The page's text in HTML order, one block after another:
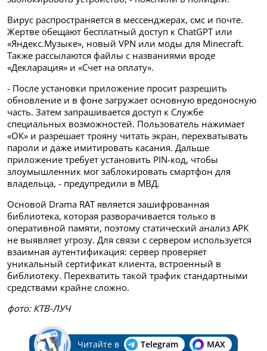
Вирус распространяется в мессенджерах, смс и почте.
Жертве обещают бесплатный доступ к ChatGPT или
«Яндекс.Музыке», новый VPN или моды для Minecraft.
Также рассылаются файлы с названиями вроде
«Декларация» и «Счет на оплату».
- После установки приложение просит разрешить
обновление и в фоне загружает основную вредоносную
часть. Затем запрашивается доступ к Службе
специальных возможностей. Пользователь нажимает
«ОК» и разрешает трояну читать экран, перехватывать
пароли и даже имитировать касания. Дальше
приложение требует установить PIN-код, чтобы
злоумышленник мог заблокировать смартфон для
владельца, - предупредили в МВД.
Основой Drama RAT является зашифрованная
библиотека, которая разворачивается только в
оперативной памяти, поэтому статический анализ APK
не выявляет угрозу. Для связи с сервером используется
взаимная аутентификация: сервер проверяет
уникальный сертификат клиента, встроенный в
библиотеку. Перехватить такой трафик стандартными
средствами крайне сложно.
фото: КТВ-ЛУЧ
Читайте в Telegram MAX